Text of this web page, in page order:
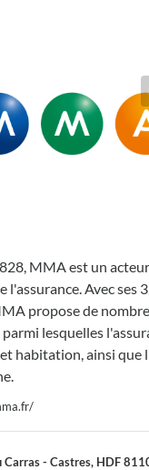
MMA est un
l'assurance. Avec ses
propose de
lesquelles
habitation, ainsi que
Carras - Castres, HDF